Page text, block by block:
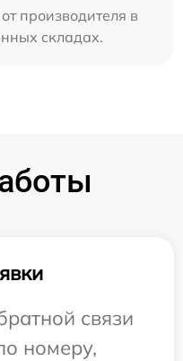
производителя в
складах.
связи
номеру,